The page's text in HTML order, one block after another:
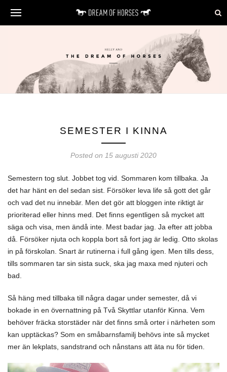
SEMESTER I KINNA
Posted on 15 augusti 2020
Semestern tog slut. Jobbet tog vid. Sommaren kom tillbaka. Ja
det har hänt en del sedan sist. Försöker leva life så gott det går
och vad det nu innebär. Men det gör att bloggen inte riktigt är
prioriterad eller hinns med. Det finns egentligen så mycket att
säga och visa, men ändå inte. Mest badar jag. Ja efter att jobba
då. Försöker njuta och koppla bort så fort jag är ledig. Otto skolas
in på förskolan. Snart är rutinerna i full gång igen. Men tills dess,
tills sommaren tar sin sista suck, ska jag maxa med njuteri och
bad.
Så häng med tillbaka till några dagar under semester, då vi
bokade in en övernattning på Två Skyttlar utanför Kinna. Vem
behöver fräcka storstäder när det finns små orter i närheten som
kan upptäckas? Som en småbarnsfamilj behövs inte så mycket
mer än lekplats, sandstrand och nånstans att äta nu för tiden.